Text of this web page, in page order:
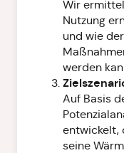
Wir
Nutzung
und wie
werden
Auf Basis
entwickelt,
seine